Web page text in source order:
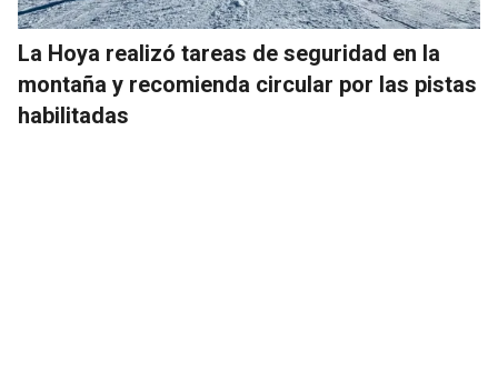
La Hoya realizó tareas de seguridad en la
montaña y recomienda circular por las pistas
habilitadas